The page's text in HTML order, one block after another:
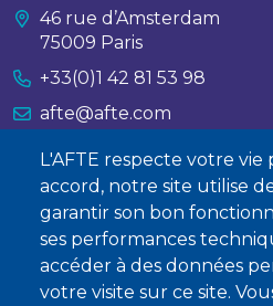
L'AFTE respecte votre vie
accord, notre site utilise
garantir son bon
ses performances
accéder à des données
votre visite sur ce site.
46 rue d’Amsterdam
75009 Paris
+33(0)1 42 81 53 98
afte@afte.com
Nous contacter
À propos
Qui sommes-nous ?
Devenir membre